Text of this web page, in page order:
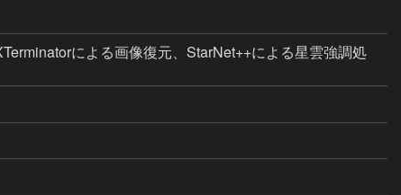
による画像復元、StarNet++による星雲強調処